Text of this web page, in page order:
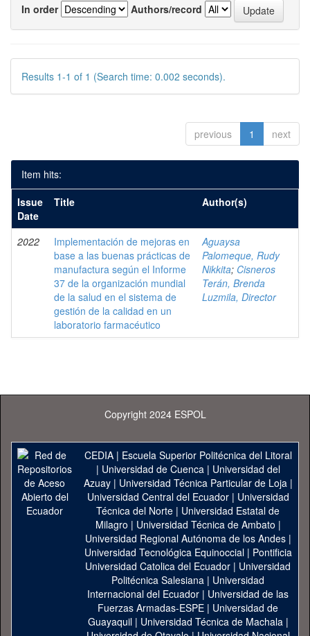
In order
Authors/record
Results 1-1 of 1 (Search time: 0.002 seconds).
previous 1 next
Item hits:
Issue
Date
Title Author(s)
2022
Implementación de mejoras en
base a las buenas prácticas de
manufactura según el Informe
37 de la organización mundial
de la salud en el sistema de
gestión de la calidad en un
laboratorio farmacéutico
Aguaysa
Palomeque, Rudy
Nikkita; Cisneros
Terán, Brenda
Luzmila, Director
Copyright 2024 ESPOL
CEDIA| Escuela Superior Politécnica del Litoral
| Universidad de Cuenca| Universidad del
Azuay| Universidad Técnica Particular de Loja|
Universidad Central del Ecuador| Universidad
Técnica del Norte | Universidad Estatal de
Milagro | Universidad Técnica de Ambato |
Universidad Regional Autónoma de los Andes|
Universidad Tecnológica Equinoccial| Pontificia
Universidad Catolica del Ecuador | Universidad
Politécnica Salesiana | Universidad
Internacional del Ecuador | Universidad de las
Fuerzas Armadas-ESPE | Universidad de
Guayaquil| Universidad Técnica de Machala|